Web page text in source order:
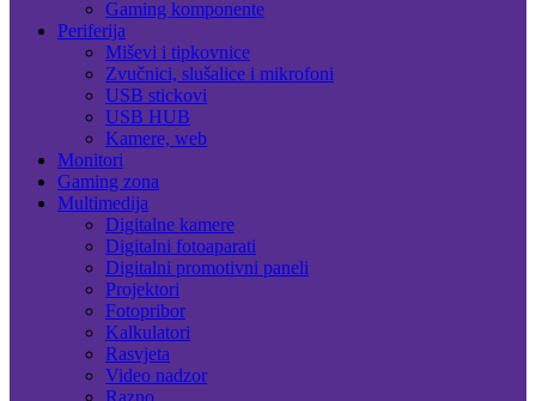
Gaming komponente
Periferija
Miševi i tipkovnice
Zvučnici, slušalice i mikrofoni
USB stickovi
USB HUB
Kamere, web
Monitori
Gaming zona
Multimedija
Digitalne kamere
Digitalni fotoaparati
Digitalni promotivni paneli
Projektori
Fotopribor
Kalkulatori
Rasvjeta
Video nadzor
Razno